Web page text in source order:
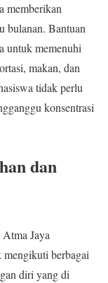
memberikan
bulanan. Bantuan
untuk memenuhi
makan, dan
tidak perlu
konsentrasi
dan
Jaya
berbagai
diri yang di